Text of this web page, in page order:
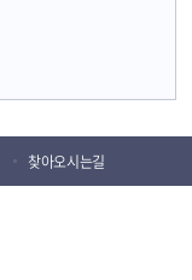
찾아오시는길